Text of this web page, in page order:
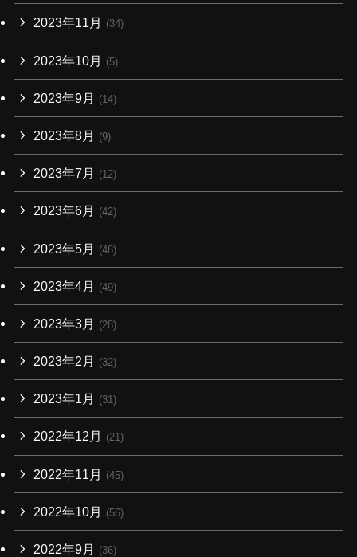
2023年11月 (34)
2023年10月 (5)
2023年9月 (14)
2023年8月 (9)
2023年7月 (12)
2023年6月 (42)
2023年5月 (48)
2023年4月 (49)
2023年3月 (28)
2023年2月 (32)
2023年1月 (31)
2022年12月 (21)
2022年11月 (45)
2022年10月 (56)
2022年9月 (36)